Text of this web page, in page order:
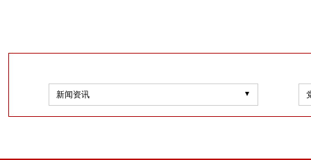
新闻资讯